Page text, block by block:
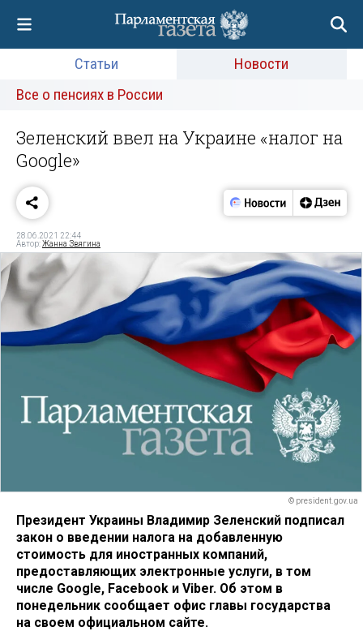
Статьи
Новости
Все о пенсиях в России
Зеленский ввел на Украине «налог на
Google»
28.06.2021 22:44
Автор:Жанна Звягина
© president.gov.ua
Президент Украины Владимир Зеленский подписал
закон о введении налога на добавленную
стоимость для иностранных компаний,
предоставляющих электронные услуги, в том
числе Google, Facebook и Viber. Об этом в
понедельник сообщает офис главы государства
на своем официальном сайте.